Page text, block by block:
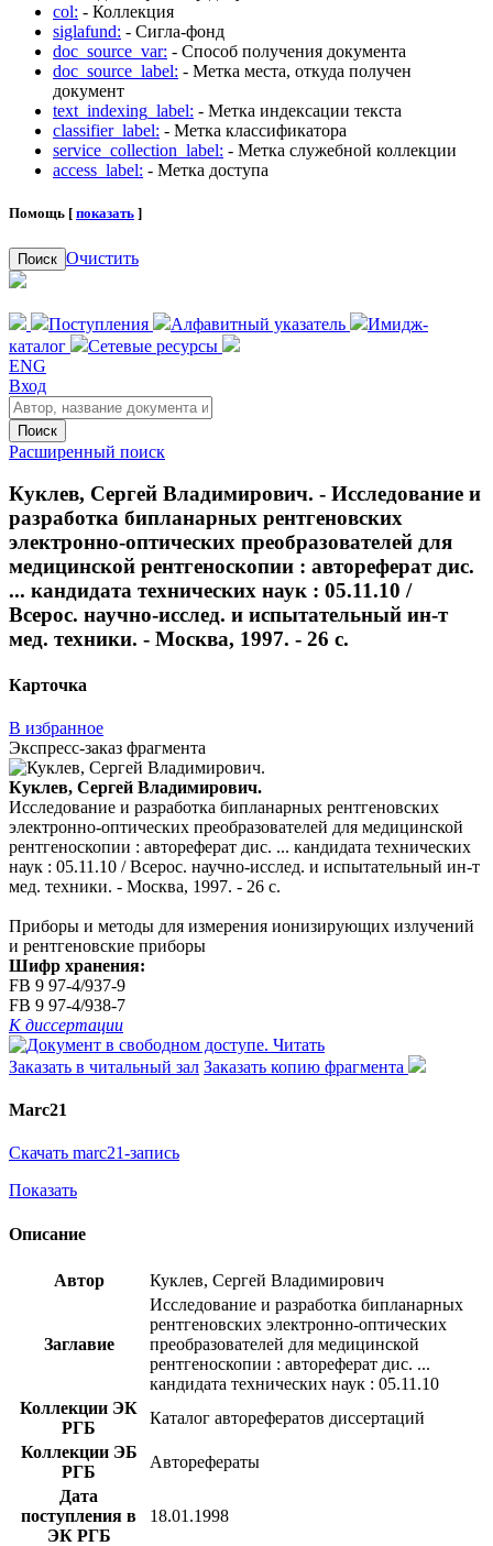
col: - Коллекция
siglafund: - Сигла-фонд
doc_source_var: - Способ получения документа
doc_source_label: - Метка места, откуда получен
документ
text_indexing_label: - Метка индексации текста
classifier_label: - Метка классификатора
service_collection_label: - Метка служебной коллекции
access_label: - Метка доступа
Помощь [ показать ]
Поиск Очистить
Поступления Алфавитный указатель
Имидж-
каталог
Сетевые ресурсы
ENG
Вход
Поиск
Расширенный поиск
Куклев, Сергей Владимирович. - Исследование и
разработка бипланарных рентгеновских
электронно-оптических преобразователей для
медицинской рентгеноскопии : автореферат дис.
... кандидата технических наук : 05.11.10 /
Всерос. научно-исслед. и испытательный ин-т
мед. техники. - Москва, 1997. - 26 с.
Карточка
В избранное
Экспресс-заказ фрагмента
Куклев, Сергей Владимирович.
Исследование и разработка бипланарных рентгеновских
электронно-оптических преобразователей для медицинской
рентгеноскопии : автореферат дис. ... кандидата технических
наук : 05.11.10 / Всерос. научно-исслед. и испытательный ин-т
мед. техники. - Москва, 1997. - 26 с.
Приборы и методы для измерения ионизирующих излучений
и рентгеновские приборы
Шифр хранения:
FB 9 97-4/937-9
FB 9 97-4/938-7
К диссертации
Читать
Заказать в читальный зал Заказать копию фрагмента
Marc21
Скачать marc21-запись
Показать
Описание
Автор Куклев, Сергей Владимирович
Заглавие
Исследование и разработка бипланарных
рентгеновских электронно-оптических
преобразователей для медицинской
рентгеноскопии : автореферат дис. ...
кандидата технических наук : 05.11.10
Коллекции ЭК
РГБ
Каталог авторефератов диссертаций
Коллекции ЭБ
РГБ
Авторефераты
Дата
поступления в
ЭК РГБ
18.01.1998